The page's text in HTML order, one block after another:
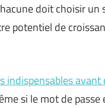
doit choisir
potentiel de
indispensables avant
si le mot de